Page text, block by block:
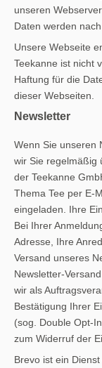
unseren
Daten werden
Unsere Webseite
Teekanne ist nicht
Haftung für die
dieser Webseiten.
Newsletter
Wenn Sie unseren
wir Sie regelmäßig
der Teekanne
Thema Tee per E-
eingeladen. Ihre
Bei Ihrer
Adresse, Ihre
Versand unseres
Newsletter-
wir als
Bestätigung Ihrer
(sog. Double Opt-
zum Widerruf der
Brevo ist ein